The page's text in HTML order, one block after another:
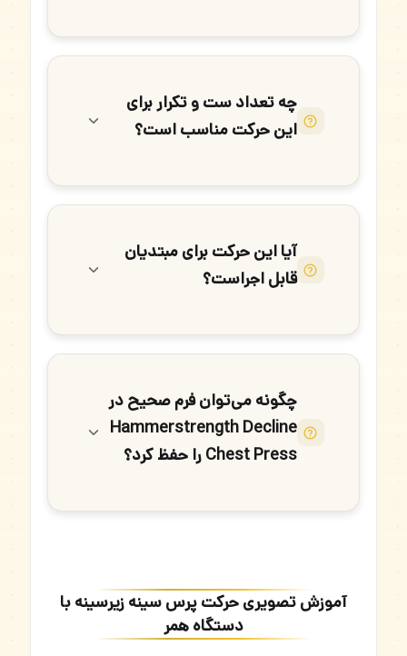
چه تعداد ست و تکرار برای
این حرکت مناسب است؟
آیا این حرکت برای مبتدیان
قابل اجراست؟
چگونه می‌توان فرم صحیح در
Hammerstrength Decline
Chest Press را حفظ کرد؟
آموزش تصویری حرکت پرس سینه زیرسینه با
دستگاه همر